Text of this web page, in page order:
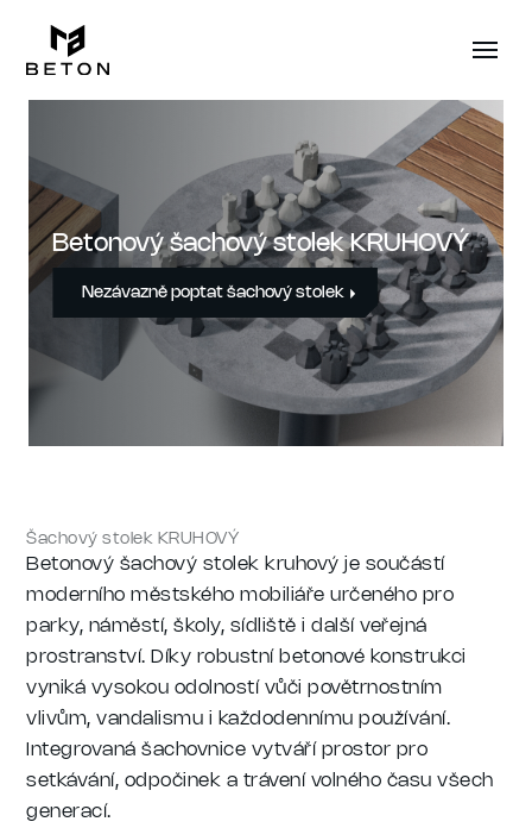
Betonový šachový stolek KRUHOVÝ
Nezávazně poptat šachový stolek
Šachový stolek KRUHOVÝ
Betonový šachový stolek kruhový je součástí
moderního městského mobiliáře určeného pro
parky, náměstí, školy, sídliště i další veřejná
prostranství. Díky robustní betonové konstrukci
vyniká vysokou odolností vůči povětrnostním
vlivům, vandalismu i každodennímu používání.
Integrovaná šachovnice vytváří prostor pro
setkávání, odpočinek a trávení volného času všech
generací.